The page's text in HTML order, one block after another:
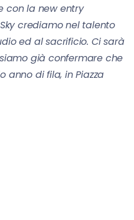
con la new entry
crediamo nel talento
ed al sacrificio. Ci sarà
già confermare che
anno di fila, in Piazza